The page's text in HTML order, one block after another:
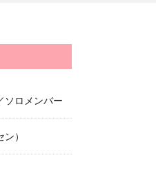
ソロメンバー
）